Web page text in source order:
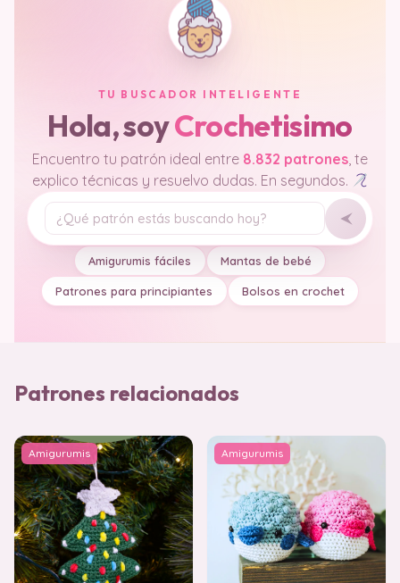
TU BUSCADOR INTELIGENTE
Hola, soyCrochetisimo
Encuentro tu patrón ideal entre 8.832 patrones, te
explico técnicas y resuelvo dudas. En segundos.
Tu pregunta
Amigurumis fáciles Mantas de bebé
Patrones para principiantes Bolsos en crochet
Patrones relacionados
Amigurumis Amigurumis